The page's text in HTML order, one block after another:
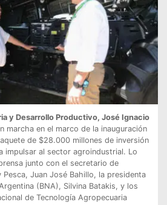
y Desarrollo Productivo, José Ignacio
marcha en el marco de la inauguración
de $28.000 millones de inversión
impulsar al sector agroindustrial. Lo
junto con el secretario de
Juan José Bahillo, la presidenta
(BNA), Silvina Batakis, y los
de Tecnología Agropecuaria